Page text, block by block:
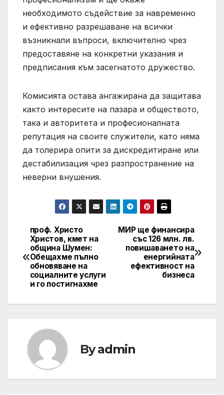
необходимото съдействие за навременно
и ефективно разрешаване на всички
възникнали въпроси, включително чрез
предоставяне на конкретни указания и
предписания към засегнатото дружество.
Комисията остава ангажирана да защитава
както интересите на пазара и обществото,
така и авторитета и професионалната
репутация на своите служители, като няма
да толерира опити за дискредитиране или
дестабилизация чрез разпространение на
неверни внушения.
Post
navigation
МИР ще финансира
със 126 млн. лв.
повишаването на
енергийната
ефективност на
бизнеса
проф. Христо
Христов, кмет на
община Шумен:
Обещахме пълно
обновяване на
социалните услуги
и го постигнахме
Byadmin